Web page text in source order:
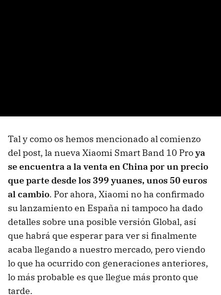
Tal y como os hemos mencionado al comienzo
del post, la nueva Xiaomi Smart Band 10 Proya
se encuentra a la venta en China por un precio
que parte desde los 399 yuanes, unos 50 euros
al cambio. Por ahora, Xiaomi no ha confirmado
su lanzamiento en España ni tampoco ha dado
detalles sobre una posible versión Global, así
que habrá que esperar para ver si finalmente
acaba llegando a nuestro mercado, pero viendo
lo que ha ocurrido con generaciones anteriores,
lo más probable es que llegue más pronto que
tarde.